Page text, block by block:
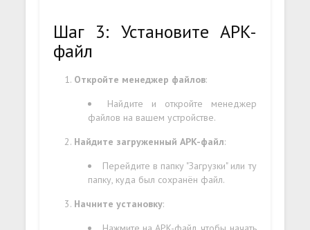
Шаг 3: Установите APK-
файл
Откройте менеджер файлов:
Найдите и откройте менеджер
файлов на вашем устройстве.
Найдите загруженный APK-файл:
Перейдите в папку "Загрузки" или ту
папку, куда был сохранён файл.
Начните установку: